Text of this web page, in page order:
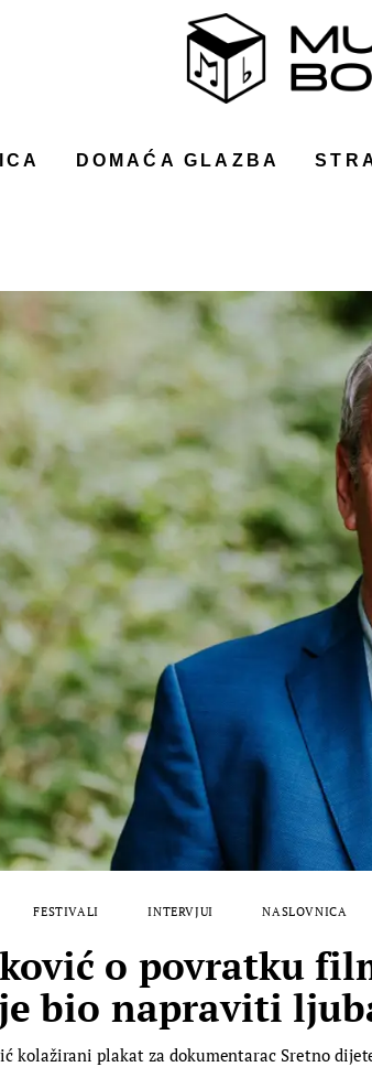
DOMAĆA GLAZBA
FESTIVALI INTERVJUI NASLOVNICA
o povratku
bio napraviti
kolažirani plakat za dokumentarac Sretno